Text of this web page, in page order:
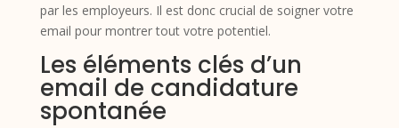
par les employeurs. Il est donc crucial de soigner votre
email pour montrer tout votre potentiel.
Les éléments clés d’un
email de candidature
spontanée